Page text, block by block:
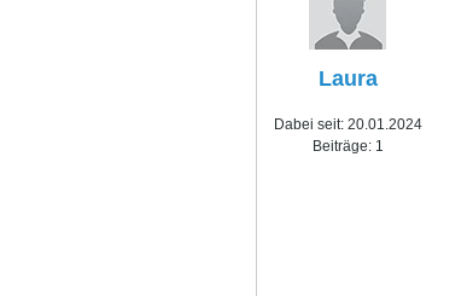
Laura
Dabei seit: 20.01.2024
Beiträge: 1